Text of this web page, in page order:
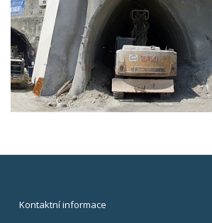
Kontaktní informace